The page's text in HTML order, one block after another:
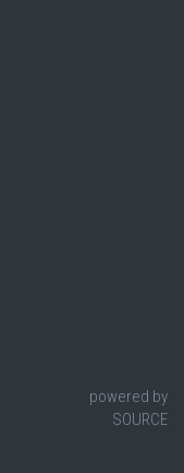
powered by
SOURCE